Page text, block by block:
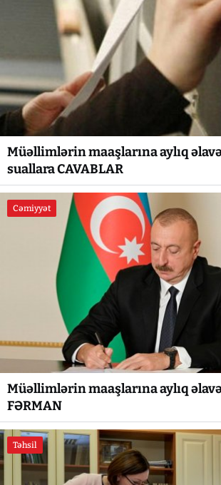
Müəllimlərin maaşlarına aylıq
suallara CAVABLAR
Cəmiyyət
Müəllimlərin maaşlarına aylıq
FƏRMAN
Təhsil